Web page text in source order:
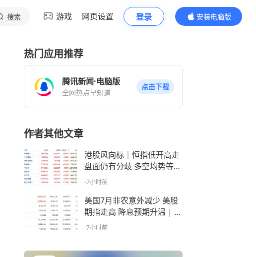
搜索 游戏 网页设置 登录
安装电脑版
内容更精彩
热门应用推荐
腾讯新闻·电脑版
全网热点早知道
点击下载
作者其他文章
港股风向标｜恒指低开高走
盘面仍有分歧 多空均势等待
破局信号
-7小时前
美国7月非农意外减少 美股
期指走高 降息预期升温 | 今
夜看点
-7小时前